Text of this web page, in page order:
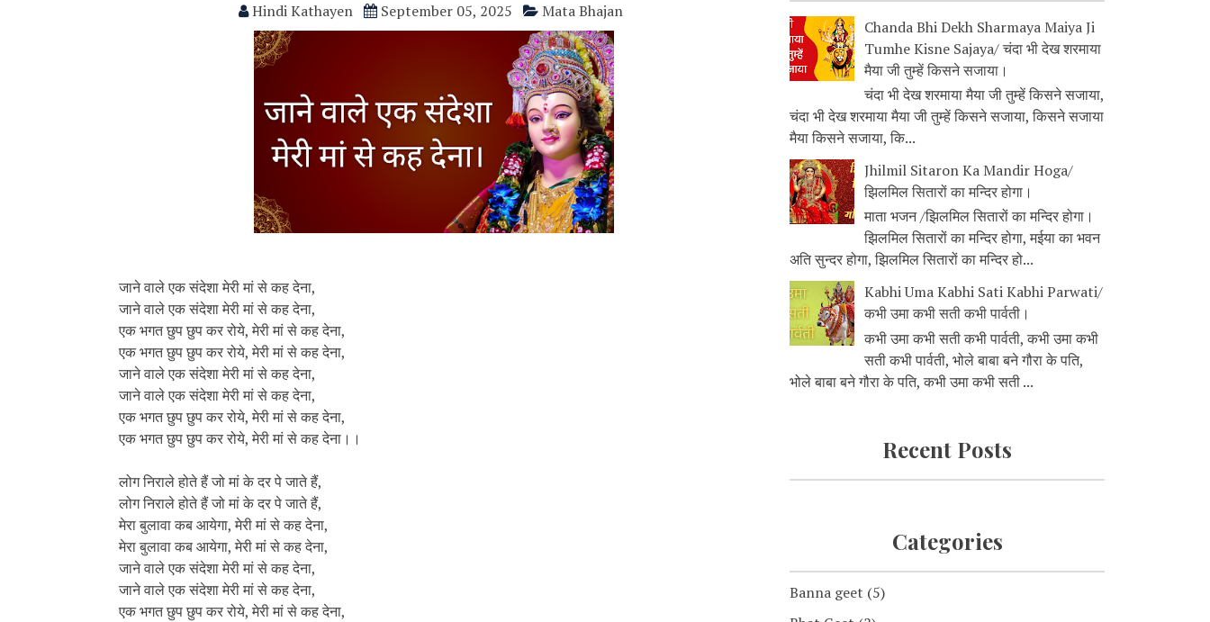
Hindi Kathayen September 05, 2025 Mata Bhajan
जाने वाले एक संदेशा मेरी मां से कह देना,
जाने वाले एक संदेशा मेरी मां से कह देना,
एक भगत छुप छुप कर रोये, मेरी मां से कह देना,
एक भगत छुप छुप कर रोये, मेरी मां से कह देना,
जाने वाले एक संदेशा मेरी मां से कह देना,
जाने वाले एक संदेशा मेरी मां से कह देना,
एक भगत छुप छुप कर रोये, मेरी मां से कह देना,
एक भगत छुप छुप कर रोये, मेरी मां से कह देना।।
लोग निराले होते हैं जो मां के दर पे जाते हैं,
लोग निराले होते हैं जो मां के दर पे जाते हैं,
मेरा बुलावा कब आयेगा, मेरी मां से कह देना,
मेरा बुलावा कब आयेगा, मेरी मां से कह देना,
जाने वाले एक संदेशा मेरी मां से कह देना,
जाने वाले एक संदेशा मेरी मां से कह देना,
एक भगत छुप छुप कर रोये, मेरी मां से कह देना,
Chanda Bhi Dekh Sharmaya Maiya Ji
Tumhe Kisne Sajaya/ चंदा भी देख शरमाया
मैया जी तुम्हें किसने सजाया।
चंदा भी देख शरमाया मैया जी तुम्हें किसने सजाया,
चंदा भी देख शरमाया मैया जी तुम्हें किसने सजाया, किसने सजाया
मैया किसने सजाया, कि...
Jhilmil Sitaron Ka Mandir Hoga/
झिलमिल सितारों का मन्दिर होगा।
माता भजन /झिलमिल सितारों का मन्दिर होगा।
झिलमिल सितारों का मन्दिर होगा, मईया का भवन
अति सुन्दर होगा, झिलमिल सितारों का मन्दिर हो...
Kabhi Uma Kabhi Sati Kabhi Parwati/
कभी उमा कभी सती कभी पार्वती।
कभी उमा कभी सती कभी पार्वती, कभी उमा कभी
सती कभी पार्वती, भोले बाबा बने गौरा के पति,
भोले बाबा बने गौरा के पति, कभी उमा कभी सती ...
Recent Posts
Categories
Banna geet (5)